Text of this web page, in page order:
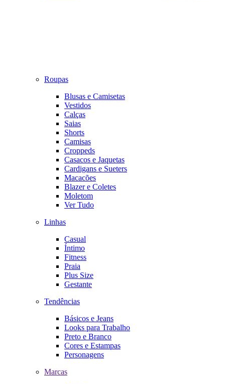
Roupas
Blusas e Camisetas
Vestidos
Calças
Saias
Shorts
Camisas
Croppeds
Casacos e Jaquetas
Cardigans e Sueters
Macacões
Blazer e Coletes
Moletom
Ver Tudo
Linhas
Casual
Íntimo
Fitness
Praia
Plus Size
Gestante
Tendências
Básicos e Jeans
Looks para Trabalho
Preto e Branco
Cores e Estampas
Personagens
Marcas